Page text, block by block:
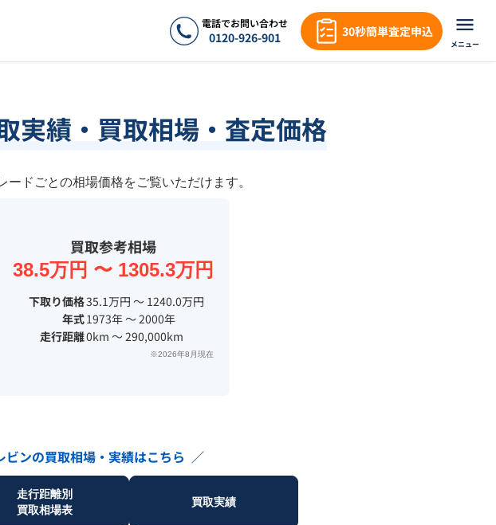
電話でお問い合わせ
0120-926-901 30秒簡単査定申込
メニュー
実績・買取相場・査定価格
ドごとの相場価格をご覧いただけます。
買取参考相場
38.5万円 〜 1305.3万円
下取り価格35.1万円 〜 1240.0万円
年式1973年 〜 2000年
走行距離0km 〜 290,000km
※2026年8月現在
ビンの買取相場・実績はこちら ／
走行距離別
買取相場表
買取実績